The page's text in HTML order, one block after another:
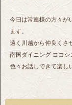
今日は常連様の方々が
ます。
遠く川越から仲良くさ
南国ダイニング ココシ
色々お話しできて楽し